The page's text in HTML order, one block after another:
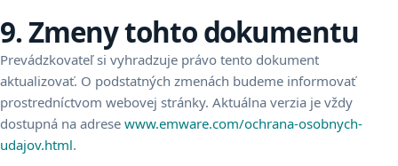
9. Zmeny tohto dokumentu
Prevádzkovateľ si vyhradzuje právo tento dokument
aktualizovať. O podstatných zmenách budeme informovať
prostredníctvom webovej stránky. Aktuálna verzia je vždy
dostupná na adrese www.emware.com/ochrana-osobnych-
udajov.html.